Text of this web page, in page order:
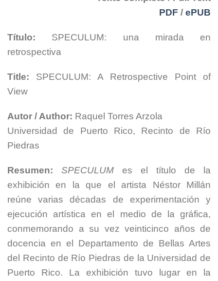
PDF / ePUB
Título: SPECULUM: una mirada en
retrospectiva
Title: SPECULUM: A Retrospective Point of
View
Autor / Author: Raquel Torres Arzola
Universidad de Puerto Rico, Recinto de Río
Piedras
Resumen: SPECULUM es el título de la
exhibición en la que el artista Néstor Millán
reúne varias décadas de experimentación y
ejecución artística en el medio de la gráfica,
conmemorando a su vez veinticinco años de
docencia en el Departamento de Bellas Artes
del Recinto de Río Piedras de la Universidad de
Puerto Rico. La exhibición tuvo lugar en la